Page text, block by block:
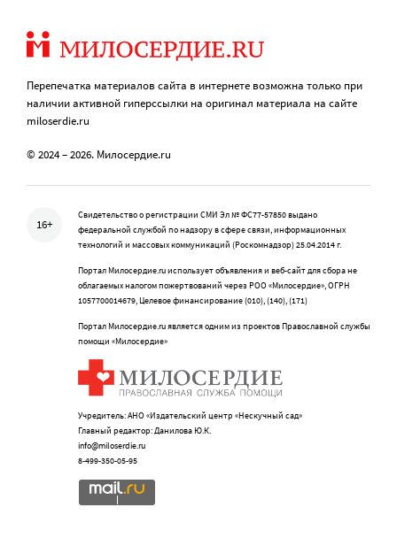
Перепечатка материалов сайта в интернете возможна только при
наличии активной гиперссылки на оригинал материала на сайте
miloserdie.ru
© 2024 – 2026. Милосердие.ru
16+
Свидетельство о регистрации СМИ Эл № ФС77-57850 выдано
федеральной службой по надзору в сфере связи, информационных
технологий и массовых коммуникаций (Роскомнадзор) 25.04.2014 г.
Портал Милосердие.ru использует объявления и веб-сайт для сбора не
облагаемых налогом пожертвований через РОО «Милосердие», ОГРН
1057700014679, Целевое финансирование (010), (140), (171)
Портал Милосердие.ru является одним из проектов Православной службы
помощи «Милосердие»
Учредитель: АНО «Издательский центр «Нескучный сад»
Главный редактор: Данилова Ю.К.
info@miloserdie.ru
8-499-350-05-95